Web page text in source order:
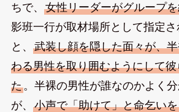
ちで、 女性リーダーがグループ
影班一行が取材場所として指定
と、 武装し顔を隠した面々が、
わる男性を取り囲むようにして
た。半裸の男性が誰なのかよく
が、 小声で「助けて」と命乞い